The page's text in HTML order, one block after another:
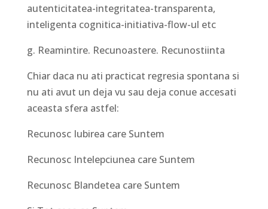
autenticitatea-integritatea-transparenta,
inteligenta cognitica-initiativa-flow-ul etc
g. Reamintire. Recunoastere. Recunostiinta
Chiar daca nu ati practicat regresia spontana si
nu ati avut un deja vu sau deja conue accesati
aceasta sfera astfel:
Recunosc Iubirea care Suntem
Recunosc Intelepciunea care Suntem
Recunosc Blandetea care Suntem